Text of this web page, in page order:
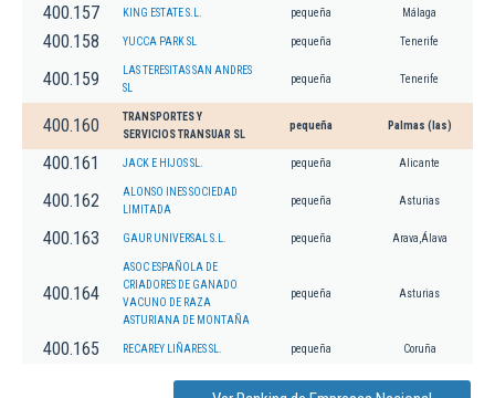
400.157 KING ESTATE S.L. pequeña Málaga
400.158 YUCCA PARK SL pequeña Tenerife
400.159
LAS TERESITAS SAN ANDRES
SL
pequeña Tenerife
400.160
TRANSPORTES Y
SERVICIOS TRANSUAR SL
pequeña Palmas (las)
400.161 JACK E HIJOS SL. pequeña Alicante
400.162
ALONSO INES SOCIEDAD
LIMITADA
pequeña Asturias
400.163 GAUR UNIVERSAL S.L. pequeña Arava,Álava
400.164
ASOC ESPAÑOLA DE
CRIADORES DE GANADO
VACUNO DE RAZA
ASTURIANA DE MONTAÑA
pequeña Asturias
400.165 RECAREY LIÑARES SL. pequeña Coruña